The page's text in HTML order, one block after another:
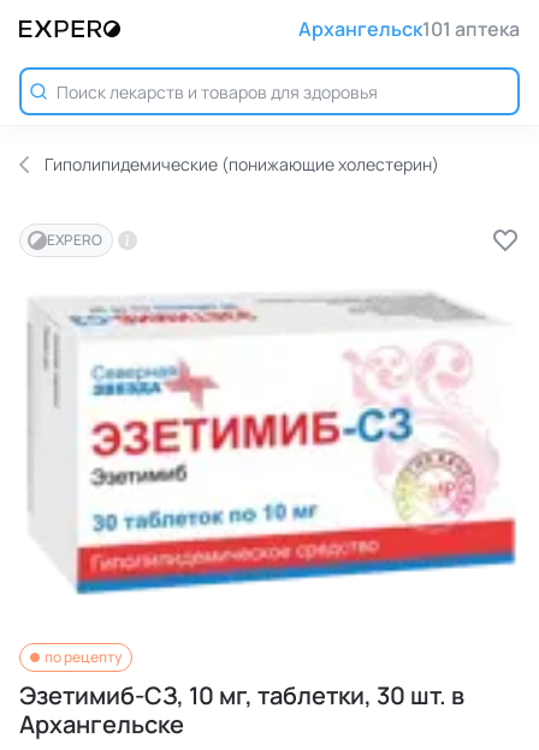
Архангельск101 аптека
Гиполипидемические (понижающие холестерин)
EXPERO
по рецепту
Эзетимиб-СЗ, 10 мг, таблетки, 30 шт. в
Архангельске